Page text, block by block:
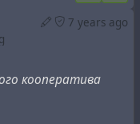
Путина»
возглавляет
7 years ago
кооператива